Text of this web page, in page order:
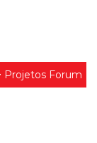
Projetos Forum